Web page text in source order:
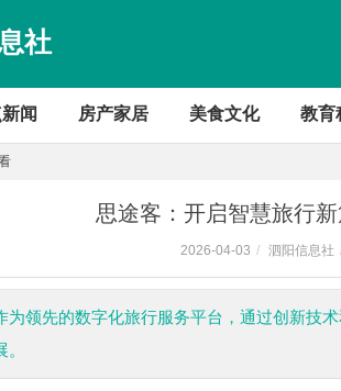
社
闻 房产家居 美食文化 教育
思途客：开启智慧旅行
2026-04-03 / 泗阳信息社
为领先的数字化旅行服务平台，通过创新技